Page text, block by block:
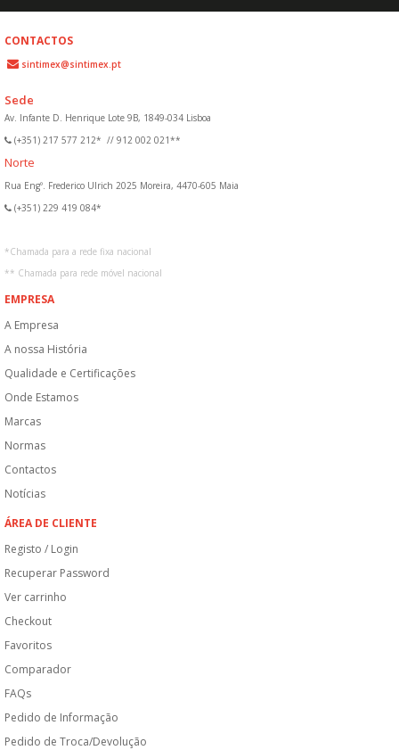
CONTACTOS
sintimex@sintimex.pt
Sede
Av. Infante D. Henrique Lote 9B, 1849-034 Lisboa
(+351) 217 577 212* // 912 002 021**
Norte
Rua Engº. Frederico Ulrich 2025 Moreira, 4470-605 Maia
(+351) 229 419 084*
*Chamada para a rede fixa nacional
** Chamada para rede móvel nacional
EMPRESA
A Empresa
A nossa História
Qualidade e Certificações
Onde Estamos
Marcas
Normas
Contactos
Notícias
ÁREA DE CLIENTE
Registo / Login
Recuperar Password
Ver carrinho
Checkout
Favoritos
Comparador
FAQs
Pedido de Informação
Pedido de Troca/Devolução